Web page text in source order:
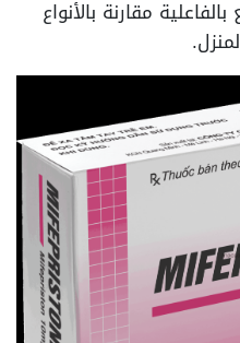
مقارنة بالأنواع